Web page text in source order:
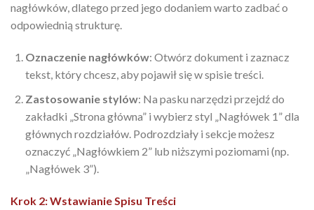
nagłówków, dlatego przed jego dodaniem warto zadbać o
odpowiednią strukturę.
Oznaczenie nagłówków: Otwórz dokument i zaznacz
tekst, który chcesz, aby pojawił się w spisie treści.
Zastosowanie stylów: Na pasku narzędzi przejdź do
zakładki „Strona główna” i wybierz styl „Nagłówek 1” dla
głównych rozdziałów. Podrozdziały i sekcje możesz
oznaczyć „Nagłówkiem 2” lub niższymi poziomami (np.
„Nagłówek 3”).
Krok 2: Wstawianie Spisu Treści